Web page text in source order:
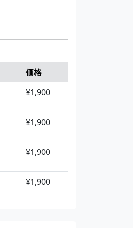
価格
¥1,900
¥1,900
¥1,900
¥1,900